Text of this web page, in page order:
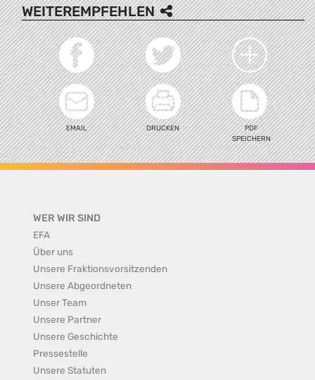
WEITEREMPFEHLEN
EMAIL DRUCKEN
PDF
SPEICHERN
WER WIR SIND
EFA
Über uns
Unsere Fraktionsvorsitzenden
Unsere Abgeordneten
Unser Team
Unsere Partner
Unsere Geschichte
Pressestelle
Unsere Statuten